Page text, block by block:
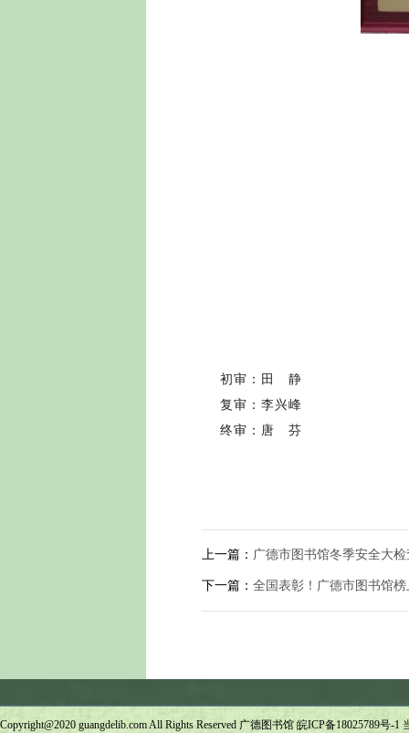
初审：田 静
复审：李兴峰
终审：唐 芬
上一篇： 广德市图书馆冬季安全大
下一篇： 全国表彰！广德市图书馆
Copyright@2020 guangdelib.com All Rights Reserved 广德图书馆 皖ICP备18025789号-1